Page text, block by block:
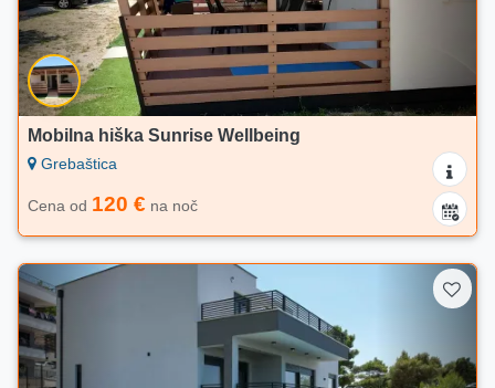
Mobilna hiška Sunrise Wellbeing
Grebaštica
Cena od 120 € na noč